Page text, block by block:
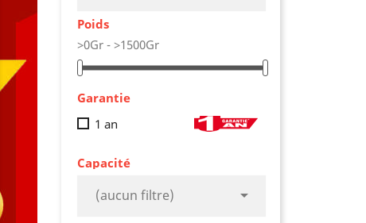
Poids
>0Gr - >1500Gr
Garantie
1 an
Capacité
(aucun filtre) 